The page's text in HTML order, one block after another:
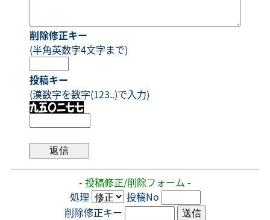
削除修正キー
(半角英数字4文字まで)
投稿キー
(漢数字を数字(123..)で入力)
- 投稿修正/削除フォーム -
処理
投稿No
削除修正キー